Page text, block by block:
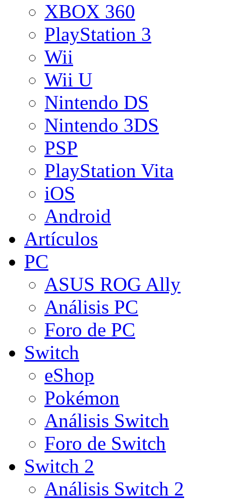
XBOX 360
PlayStation 3
Wii
Wii U
Nintendo DS
Nintendo 3DS
PSP
PlayStation Vita
iOS
Android
Artículos
PC
ASUS ROG Ally
Análisis PC
Foro de PC
Switch
eShop
Pokémon
Análisis Switch
Foro de Switch
Switch 2
Análisis Switch 2